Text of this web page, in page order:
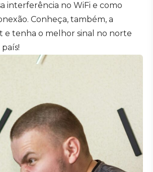
interferência no WiFi e como
Conheça, também, a
tenha o melhor sinal no norte